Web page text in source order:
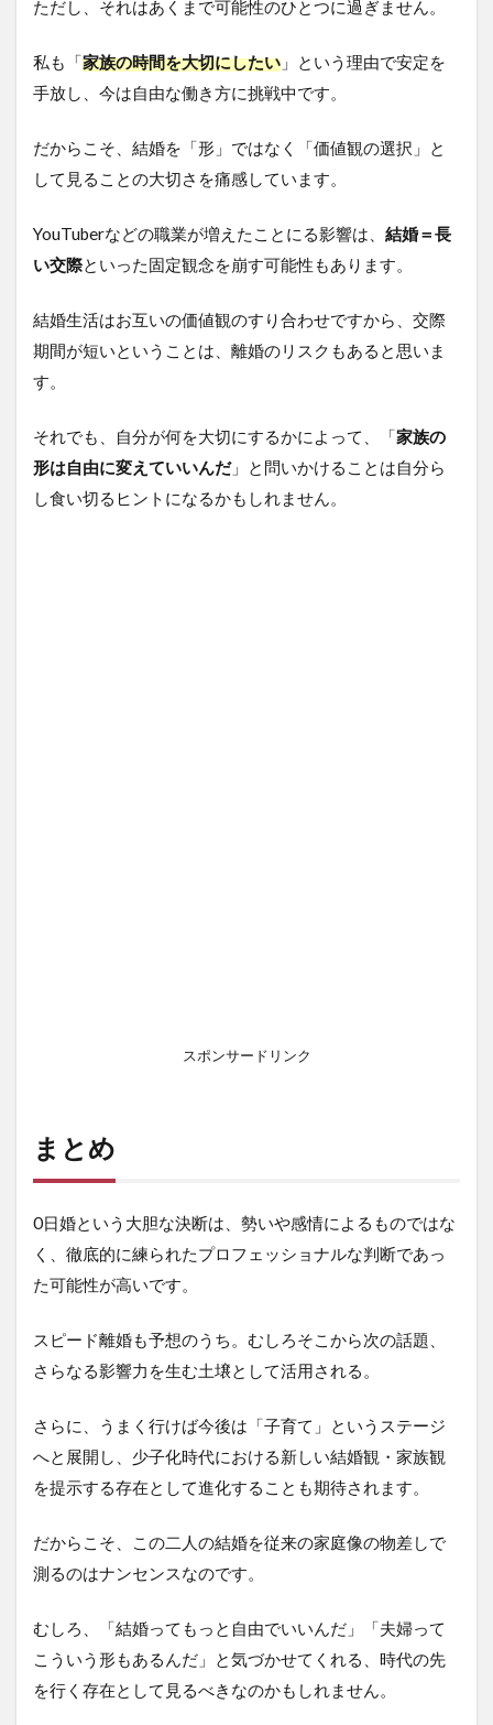
ただし、それはあくまで可能性のひとつに過ぎません。
私も「家族の時間を大切にしたい 」という理由で安定を
手放し、今は自由な働き方に挑戦中です。
だからこそ、結婚を「形」ではなく「価値観の選択」と
して見ることの大切さを痛感しています。
YouTuberなどの職業が増えたことにる影響は、 結婚＝長
い交際といった固定観念を崩す可能性もあります。
結婚生活はお互いの価値観のすり合わせですから、交際
期間が短いということは、離婚のリスクもあると思いま
す。
それでも、自分が何を大切にするかによって、「家族の
形は自由に変えていいんだ」と問いかけることは自分ら
し食い切るヒントになるかもしれません。
スポンサードリンク
まとめ
0日婚という大胆な決断は、勢いや感情によるものではな
く、徹底的に練られたプロフェッショナルな判断であっ
た可能性が高いです。
スピード離婚も予想のうち。むしろそこから次の話題、
さらなる影響力を生む土壌として活用される。
さらに、うまく行けば今後は「子育て」というステージ
へと展開し、少子化時代における新しい結婚観・家族観
を提示する存在として進化することも期待されます。
だからこそ、この二人の結婚を従来の家庭像の物差しで
測るのはナンセンスなのです。
むしろ、「結婚ってもっと自由でいいんだ」「夫婦って
こういう形もあるんだ」と気づかせてくれる、時代の先
を行く存在として見るべきなのかもしれません。